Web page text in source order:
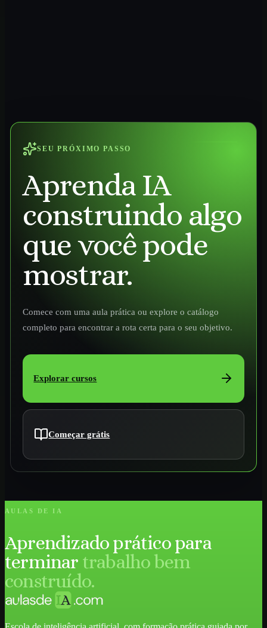
SEU PRÓXIMO PASSO
Aprenda IA
construindo algo
que você pode
mostrar.
Comece com uma aula prática ou explore o catálogo
completo para encontrar a rota certa para o seu objetivo.
Explorar cursos
Começar grátis
AULAS DE IA
Aprendizado prático para
terminar trabalho bem
construído.